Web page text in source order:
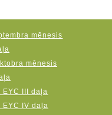
mēnesis
mēnesis
III daļa
IV daļa